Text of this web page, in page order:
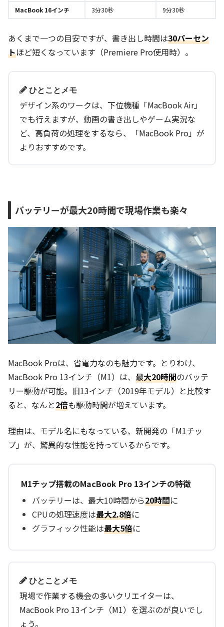
MacBook 16インチ
3分30秒 9分30秒
あくまで一つの目安ですが、書き出し時間は30パーセン
トほど短くなっています（Premiere Pro使用時）。
ひとことメモ
デザイン系のワークは、下位機種「MacBook Air」
でも行えますが、動画の書き出しやゲーム実況な
ど、高負荷の処理をするなら、「MacBook Pro」が
よりおすすめです。
バッテリーが最大20時間で現場作業も楽々
MacBook Proは、省電力なのも魅力です。とりわけ、
MacBook Pro 13インチ（M1）は、 最大20時間のバッテ
リー駆動が可能。旧13インチ（2019年モデル）と比較す
ると、なんと2倍も駆動時間が増えています。
理由は、モデル名にもなっている、新開発の「M1チッ
プ」が、驚異的な性能を持っているからです。
M1チップ搭載のMacBook Pro 13インチの特徴
バッテリーは、最大10時間から20時間に
CPUの処理速度は最大2.8倍に
グラフィック性能は最大5倍に
ひとことメモ
現場で作業する機会の多いクリエイターは、
MacBook Pro 13インチ（M1）を選ぶのが良いでし
ょう。